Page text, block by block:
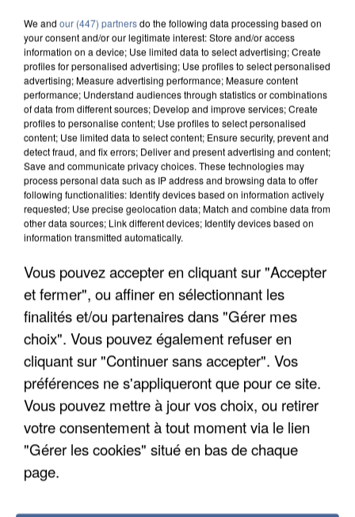
L’UN DES FONDATEURS SUPPOSÉS DE LA DZ
MAFIA INTERPELLÉ EN ALGÉRIE
We and our (447) partnersdo the following data processing based on
your consent and/or our legitimate interest: Store and/or access
information on a device; Use limited data to select advertising; Create
profiles for personalised advertising; Use profiles to select personalised
advertising; Measure advertising performance; Measure content
performance; Understand audiences through statistics or combinations
of data from different sources; Develop and improve services; Create
profiles to personalise content; Use profiles to select personalised
content; Use limited data to select content; Ensure security, prevent and
detect fraud, and fix errors; Deliver and present advertising and content;
Save and communicate privacy choices. These technologies may
process personal data such as IP address and browsing data to offer
following functionalities: Identify devices based on information actively
requested; Use precise geolocation data; Match and combine data from
other data sources; Link different devices; Identify devices based on
information transmitted automatically.
Vous pouvez accepter en cliquant sur "Accepter
et fermer", ou affiner en sélectionnant les
finalités et/ou partenaires dans "Gérer mes
choix". Vous pouvez également refuser en
cliquant sur "Continuer sans accepter". Vos
préférences ne s'appliqueront que pour ce site.
Vous pouvez mettre à jour vos choix, ou retirer
votre consentement à tout moment via le lien
"Gérer les cookies" situé en bas de chaque
page.